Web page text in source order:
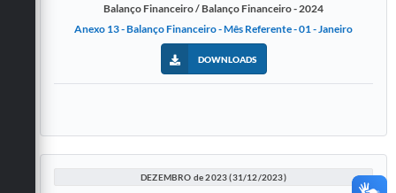
Balanço Financeiro / Balanço Financeiro - 2024
Anexo 13 - Balanço Financeiro - Mês Referente - 01 - Janeiro
DOWNLOADS
DEZEMBRO de 2023 (31/12/2023)